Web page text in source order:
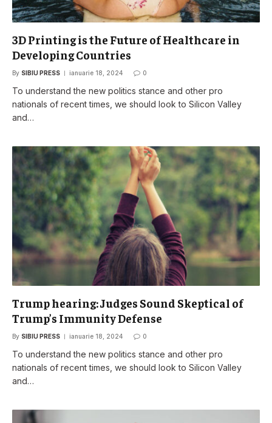
3D Printing is the Future of Healthcare in
Developing Countries
By SIBIU PRESS ianuarie 18, 2024 0
To understand the new politics stance and other pro
nationals of recent times, we should look to Silicon Valley
and…
Trump hearing: Judges Sound Skeptical of
Trump’s Immunity Defense
By SIBIU PRESS ianuarie 18, 2024 0
To understand the new politics stance and other pro
nationals of recent times, we should look to Silicon Valley
and…